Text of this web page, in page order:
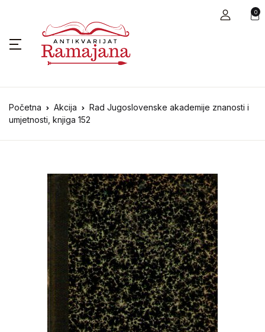
0
Početna Akcija
Rad Jugoslovenske akademije znanosti i
umjetnosti, knjiga 152